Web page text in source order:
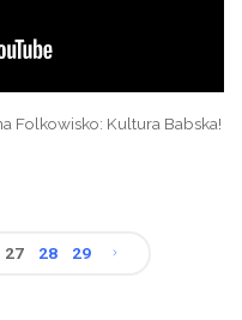
Folkowisko: Kultura Babska!
27 28 29